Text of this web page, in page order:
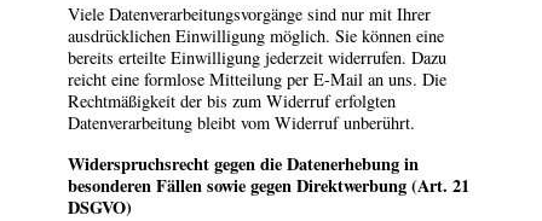
Viele Datenverarbeitungsvorgänge sind nur mit Ihrer
ausdrücklichen Einwilligung möglich. Sie können eine
bereits erteilte Einwilligung jederzeit widerrufen. Dazu
reicht eine formlose Mitteilung per E-Mail an uns. Die
Rechtmäßigkeit der bis zum Widerruf erfolgten
Datenverarbeitung bleibt vom Widerruf unberührt.
Widerspruchsrecht gegen die Datenerhebung in
besonderen Fällen sowie gegen Direktwerbung (Art. 21
DSGVO)